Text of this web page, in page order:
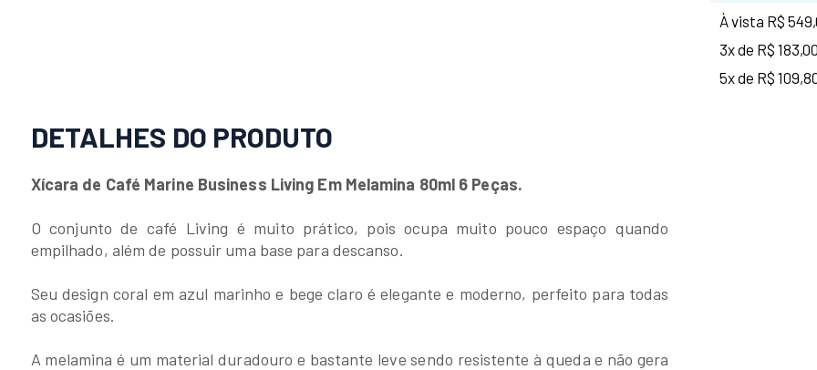
DETALHES DO PRODUTO
Xícara de Café Marine Business Living Em Melamina 80ml 6 Peças.
O conjunto de café Living é muito prático, pois ocupa muito pouco espaço quando
empilhado, além de possuir uma base para descanso.
Seu design coral em azul marinho e bege claro é elegante e moderno, perfeito para todas
as ocasiões.
A melamina é um material duradouro e bastante leve sendo resistente à queda e não gera
À vista R$
3x de R$ 183,00
5x de R$